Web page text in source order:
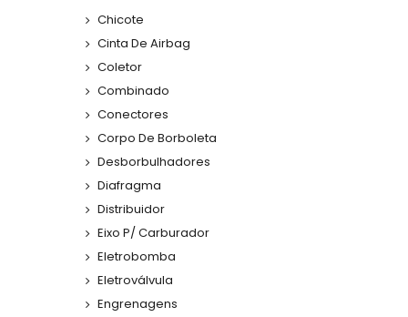
Chicote
Cinta De Airbag
Coletor
Combinado
Conectores
Corpo De Borboleta
Desborbulhadores
Diafragma
Distribuidor
Eixo P/ Carburador
Eletrobomba
Eletroválvula
Engrenagens